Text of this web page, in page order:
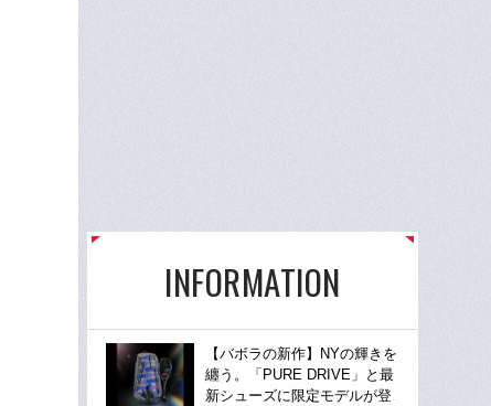
INFORMATION
【バボラの新作】NYの輝きを
纏う。「PURE DRIVE」と最
新シューズに限定モデルが登